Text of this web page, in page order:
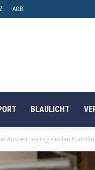
AGB
BLAULICHT
Auszeit bei regionalen